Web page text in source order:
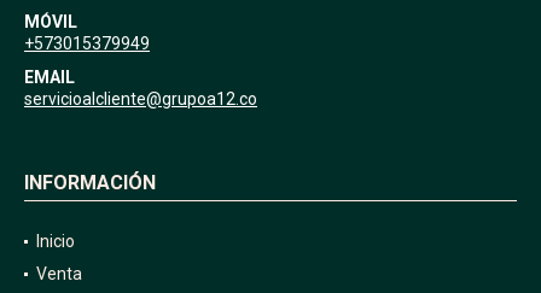
MÓVIL
+573015379949
EMAIL
servicioalcliente@grupoa12.co
INFORMACIÓN
Inicio
Venta